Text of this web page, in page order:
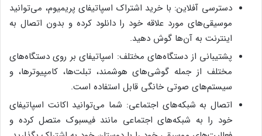
دسترسی آفلاین: با خرید اشتراک اسپاتیفای پریمیوم، می‌توانید
موسیقی‌های مورد علاقه خود را دانلود کرده و بدون اتصال به
اینترنت به آن‌ها گوش دهید.
پشتیبانی از دستگاه‌های مختلف: اسپاتیفای بر روی دستگاه‌های
مختلف از جمله گوشی‌های هوشمند، تبلت‌ها، کامپیوترها، و
سیستم‌های صوتی خانگی قابل استفاده است.
اتصال به شبکه‌های اجتماعی: شما می‌توانید اکانت اسپاتیفای
خود را به شبکه‌های اجتماعی مانند فیسبوک متصل کرده و